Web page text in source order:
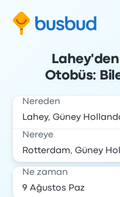
Otobüs:
Nereden
Nereye
Ne zaman